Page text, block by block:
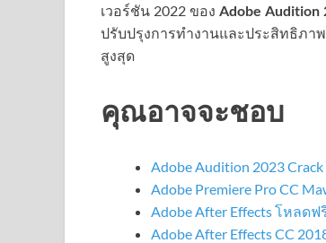
เวอร์ชัน 2022 ของ Adobe Audition
ปรับปรุงการทำงานและประสิทธิภ
สูงสุด
คุณอาจจะชอบ
Adobe Audition 2023
Adobe Premiere Pro CC
Adobe After Effects โหลดฟ
Adobe After Effects CC